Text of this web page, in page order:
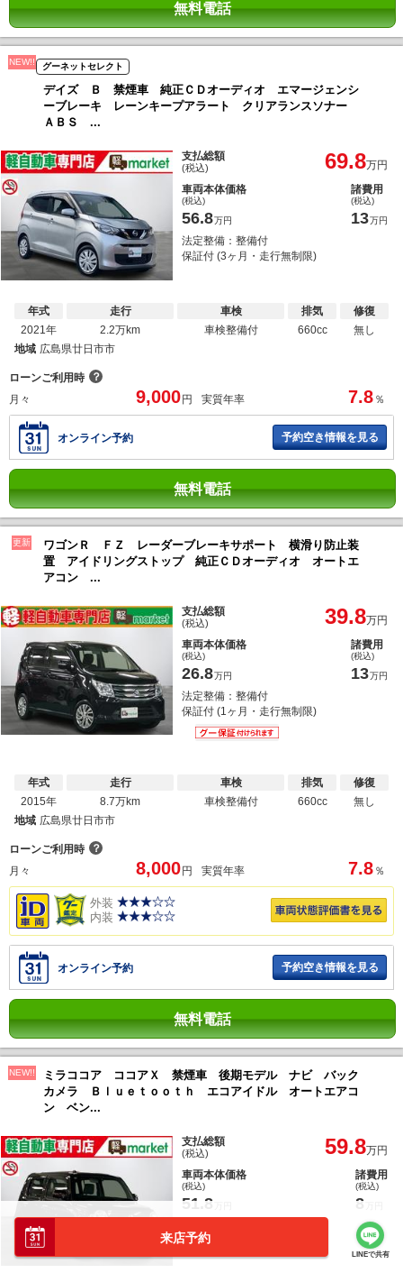
来店予約
LINEで共有
無料電話
NEW!! グーネットセレクト
デイズ Ｂ 禁煙車 純正ＣＤオーディオ エマージェンシ
ーブレーキ レーンキープアラート クリアランスソナー
ＡＢＳ ...
支払総額
(税込) 69.8万円
車両本体価格
(税込)
56.8万円
諸費用
(税込)
13万円
法定整備：整備付
保証付 (3ヶ月・走行無制限)
年式
2021年
走行
2.2万km
車検
車検整備付
排気
660cc
修復
無し
地域 広島県廿日市市
ローンご利用時 ？
月々
9,000円 実質年率 7.8 ％
オンライン予約 予約空き情報を見る
無料電話
更新
ワゴンＲ ＦＺ レーダーブレーキサポート 横滑り防止装
置 アイドリングストップ 純正ＣＤオーディオ オートエ
アコン ...
支払総額
(税込) 39.8万円
車両本体価格
(税込)
26.8万円
諸費用
(税込)
13万円
法定整備：整備付
保証付 (1ヶ月・走行無制限)
年式
2015年
走行
8.7万km
車検
車検整備付
排気
660cc
修復
無し
地域 広島県廿日市市
ローンご利用時 ？
月々
8,000 円 実質年率 7.8 ％
外装
内装
オンライン予約 予約空き情報を見る
無料電話
NEW!!
ミラココア ココアＸ 禁煙車 後期モデル ナビ バック
カメラ Ｂｌｕｅｔｏｏｔｈ エコアイドル オートエアコ
ン ベン...
支払総額
(税込) 59.8万円
車両本体価格
(税込)
51.8
諸費用
(税込)
8
保証付 (3ヶ月・走行無制限)